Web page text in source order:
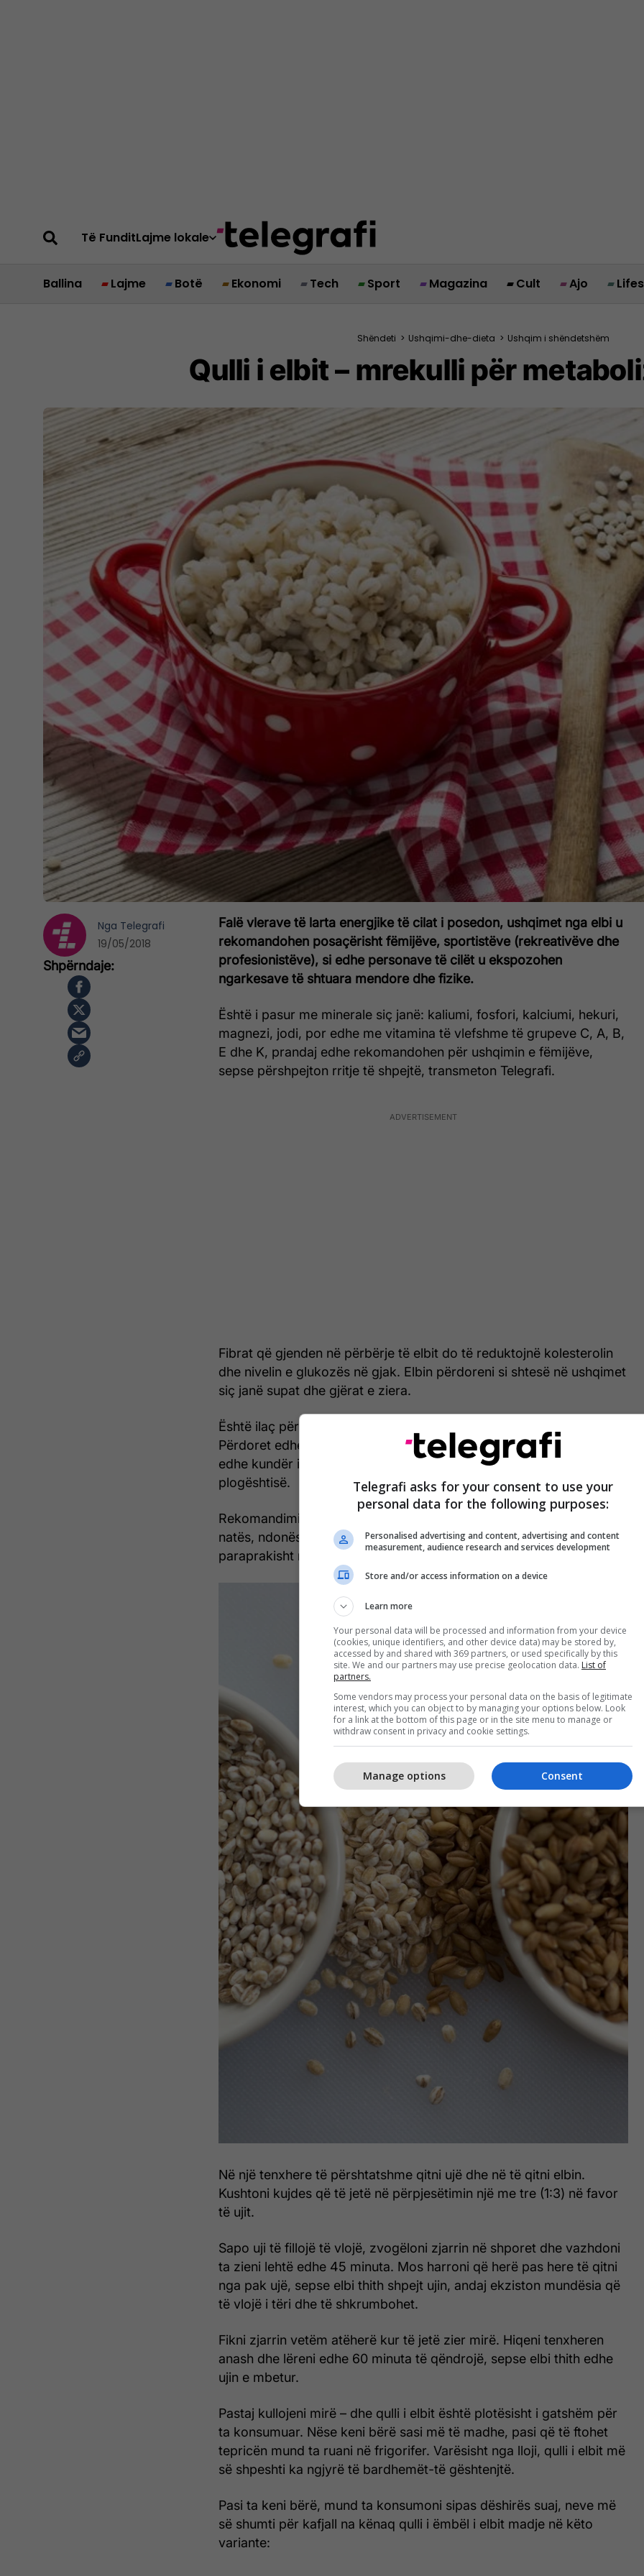
Të FunditLajme lokale
Ballina Lajme Botë Ekonomi Tech Sport Magazina Cult Ajo
Shëndeti > Ushqimi-dhe-dieta > Ushqim i shëndetshëm
Qulli i elbit – mrekulli për
Falë vlerave të larta energjike të cilat i posedon, ushqimet nga elbi u
rekomandohen posaçërisht fëmijëve, sportistëve (rekreativëve dhe
profesionistëve), si edhe personave të cilët u ekspozohen
ngarkesave të shtuara mendore dhe fizike.
Është i pasur me minerale siç janë: kaliumi, fosfori, kalciumi, hekuri,
magnezi, jodi, por edhe me vitamina të vlefshme të grupeve C, A, B,
E dhe K, prandaj edhe rekomandohen për ushqimin e fëmijëve,
sepse përshpejton rritje të shpejtë, transmeton Telegrafi.
Fibrat që gjenden në përbërje të elbit do të reduktojnë kolesterolin
dhe nivelin e glukozës në gjak. Elbin përdoreni si shtesë në ushqimet
siç janë supat dhe gjërat e ziera.
Është ilaç për njerëzit e dobët dhe njerëzit që nuk kanë fuqi.
Përdoret edhe për shërimin e sëmundjeve të mushkërive, pastaj
edhe kundër inflamacioneve të shumta të mushkërive dhe kundër
plogështisë.
Rekomandimi kryesor është që elbi të qëndrojë në ujë gjatë tërë
natës, ndonëse bën që edhe drejtpërdrejt ta zieni pa e lënë
paraprakisht në ujë.
Në një tenxhere të përshtatshme qitni ujë dhe në të qitni elbin.
Kushtoni kujdes që të jetë në përpjesëtimin një me tre (1:3) në favor
të ujit.
Sapo uji të fillojë të vlojë, zvogëloni zjarrin në shporet dhe vazhdoni
ta zieni lehtë edhe 45 minuta. Mos harroni që herë pas here të qitni
nga pak ujë, sepse elbi thith shpejt ujin, andaj ekziston mundësia që
të vlojë i tëri dhe të shkrumbohet.
Fikni zjarrin vetëm atëherë kur të jetë zier mirë. Hiqeni tenxheren
anash dhe lëreni edhe 60 minuta të qëndrojë, sepse elbi thith edhe
ujin e mbetur.
Pastaj kullojeni mirë – dhe qulli i elbit është plotësisht i gatshëm për
ta konsumuar. Nëse keni bërë sasi më të madhe, pasi që të ftohet
tepricën mund ta ruani në frigorifer. Varësisht nga lloji, qulli i elbit më
së shpeshti ka ngjyrë të bardhemët-të gështenjtë.
Pasi ta keni bërë, mund ta konsumoni sipas dëshirës suaj, neve më
së shumti për kafjall na kënaq qulli i ëmbël i elbit madje në këto
variante:
Nga Telegrafi
19/05/2018
Telegrafi asks for your consent to use your
personal data for the following purposes:
Personalised advertising and content, advertising and content
measurement, audience research and services development
Store and/or access information on a device
Learn more
Your personal data will be processed and information from your device
(cookies, unique identifiers, and other device data) may be stored by,
accessed by and shared with 369 partners, or used specifically by this
site. We and our partners may use precise geolocation data. List of
partners.
Some vendors may process your personal data on the basis of legitimate
interest, which you can object to by managing your options below. Look
for a link at the bottom of this page or in the site menu to manage or
withdraw consent in privacy and cookie settings.
Consent
Manage options